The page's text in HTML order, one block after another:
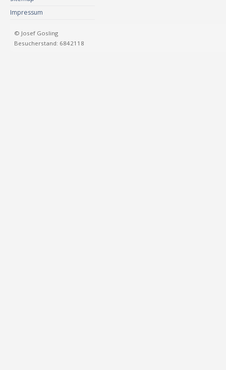
Impressum
© Josef Gosling
Besucherstand: 6842118